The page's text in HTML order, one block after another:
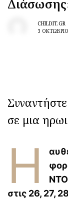
Η
CHILDIT.GR
3
σε μια
Η
στις 26, 27,